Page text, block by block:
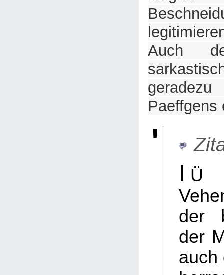
Auch
geradezu
Paeffgens
I Ü
der
der
auch